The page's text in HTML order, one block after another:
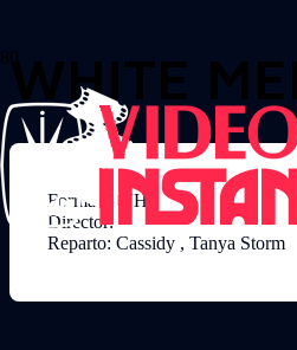
WHITE
Formato: VHS
Director:
Reparto: Cassidy , Tanya Storm